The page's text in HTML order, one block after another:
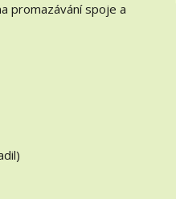
promazávání spoje a